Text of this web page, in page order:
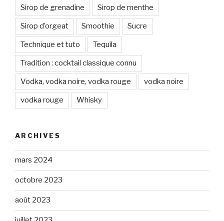
Sirop de grenadine Sirop de menthe
Sirop d’orgeat Smoothie Sucre
Technique et tuto Tequila
Tradition : cocktail classique connu
Vodka, vodka noire, vodka rouge vodka noire
vodka rouge Whisky
ARCHIVES
mars 2024
octobre 2023
août 2023